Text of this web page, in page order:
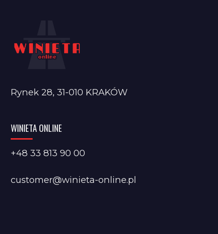
Rynek 28, 31-010 KRAKÓW
WINIETA ONLINE
+48 33 813 90 00
customer@winieta-online.pl